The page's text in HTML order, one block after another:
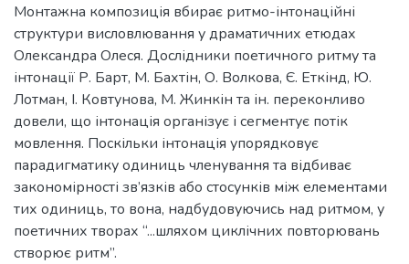
Монтажна композиція вбирає ритмо-інтонаційні
структури висловлювання у драматичних етюдах
Олександра Олеся. Дослідники поетичного ритму та
інтонації Р. Барт, М. Бахтін, О. Волкова, Є. Еткінд, Ю.
Лотман, І. Ковтунова, М. Жинкін та ін. переконливо
довели, що інтонація організує і сегментує потік
мовлення. Поскільки інтонація упорядковує
парадигматику одиниць членування та відбиває
закономірності зв’язків або стосунків між елементами
тих одиниць, то вона, надбудовуючись над ритмом, у
поетичних творах “...шляхом циклічних повторювань
створює ритм”.